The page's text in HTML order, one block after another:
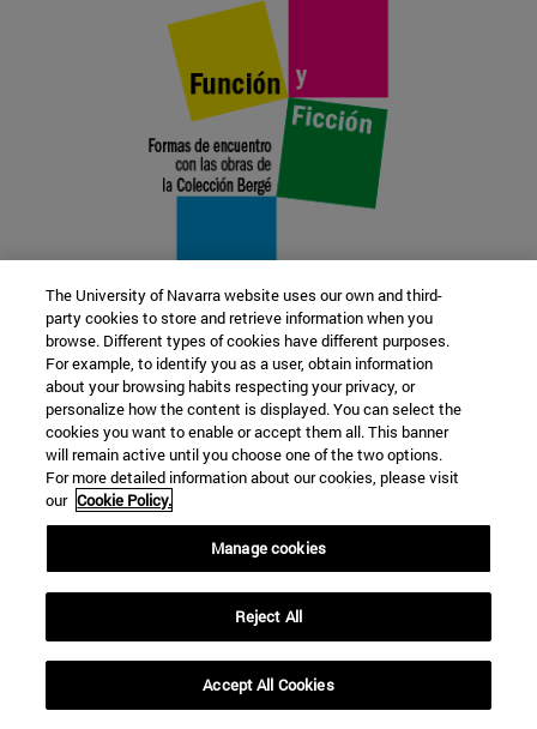
22 SEP
FUNCIÓN Y FICCIÓN. Varios artistas
Más información
The University of Navarra website uses our own and third-
party cookies to store and retrieve information when you
browse. Different types of cookies have different purposes.
For example, to identify you as a user, obtain information
about your browsing habits respecting your privacy, or
personalize how the content is displayed. You can select the
cookies you want to enable or accept them all. This banner
will remain active until you choose one of the two options.
For more detailed information about our cookies, please visit
our Cookie Policy.
Manage cookies
Reject All
Accept All Cookies